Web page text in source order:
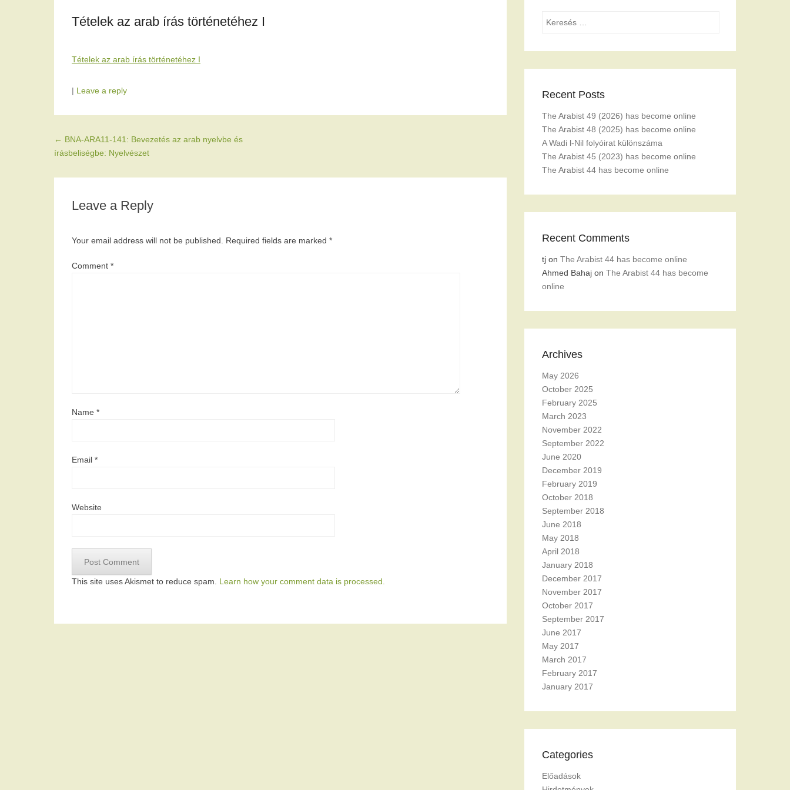
Tételek az arab írás történetéhez I
Tételek az arab írás történetéhez I
| Leave a reply
Post navigation
← BNA-ARA11-141: Bevezetés az arab nyelvbe és
írásbeliségbe: Nyelvészet
Leave a Reply
Your email address will not be published. Required fields are marked *
Comment *
Name *
Email *
Website
This site uses Akismet to reduce spam. Learn how your comment data is processed.
Search
Recent Posts
The Arabist 49 (2026) has become online
The Arabist 48 (2025) has become online
A Wadi l-Nil folyóirat különszáma
The Arabist 45 (2023) has become online
The Arabist 44 has become online
Recent Comments
tj on The Arabist 44 has become online
Ahmed Bahaj on The Arabist 44 has become
online
Archives
May 2026
October 2025
February 2025
March 2023
November 2022
September 2022
June 2020
December 2019
February 2019
October 2018
September 2018
June 2018
May 2018
April 2018
January 2018
December 2017
November 2017
October 2017
September 2017
June 2017
May 2017
March 2017
February 2017
January 2017
Categories
Előadások